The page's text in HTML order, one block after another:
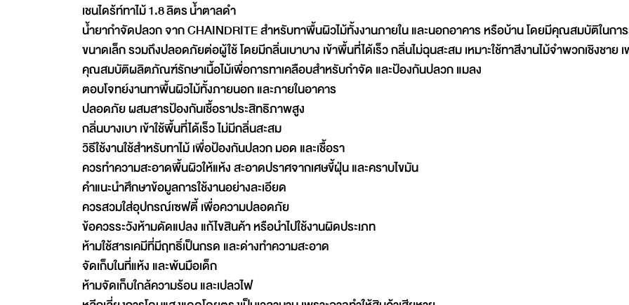
เชนไดร้ท์ทาไม้ 1.8 ลิตร น้ำตาลดำ
น้ำยากำจัดปลวก จาก CHAINDRITE สำหรับทาพื้นผิวไม้ทั้งงานภายใน และนอกอาคาร หรือบ้าน โดยมีคุณสมบัติในการ
ขนาดเล็ก รวมถึงปลอดภัยต่อผู้ใช้ ​​​​​​โดยมีกลิ่นเบาบาง เข้าพื้นที่ได้เร็ว กลิ่นไม่ฉุนสะสม เหมาะใช้ทาสีงานไม้จำพวกเชิงชาย
คุณสมบัติผลิตภัณฑ์รักษาเนื้อไม้เพื่อการทาเคลือบสำหรับกำจัด และป้องกันปลวก แมลง
ตอบโจทย์งานทาพื้นผิวไม้ทั้งภายนอก และภายในอาคาร
ปลอดภัย ผสมสารป้องกันเชื้อราประสิทธิภาพสูง
กลิ่นบางเบา เข้าใช้พื้นที่ได้เร็ว ไม่มีกลิ่นสะสม
วิธีใช้งานใช้สำหรับทาไม้ เพื่อป้องกันปลวก มอด และเชื้อรา
ควรทำความสะอาดพื้นผิวให้แห้ง สะอาดปราศจากเศษขี้ฝุ่น และคราบไขมัน
คำแนะนำศึกษาข้อมูลการใช้งานอย่างละเอียด
ควรสวมใส่อุปกรณ์เซฟตี้ เพื่อความปลอดภัย
ข้อควรระวังห้ามดัดแปลง แก้ไขสินค้า หรือนำไปใช้งานผิดประเภท
ห้ามใช้สารเคมีที่มีฤทธิ์เป็นกรด และด่างทำความสะอาด
จัดเก็บในที่แห้ง และพ้นมือเด็ก
ห้ามจัดเก็บใกล้ความร้อน และเปลวไฟ